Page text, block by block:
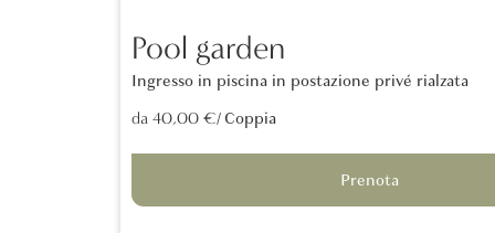
Pool garden
Ingresso in piscina in postazione privé rialzata
da 40,00 €/ Coppia
Prenota